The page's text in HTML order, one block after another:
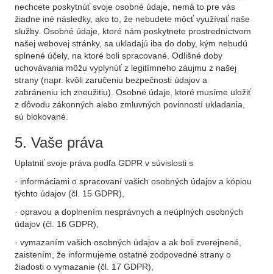
nechcete poskytnúť svoje osobné údaje, nemá to pre vás
žiadne iné následky, ako to, že nebudete môcť využívať naše
služby. Osobné údaje, ktoré nám poskytnete prostredníctvom
našej webovej stránky, sa ukladajú iba do doby, kým nebudú
splnené účely, na ktoré boli spracované. Odlišné doby
uchovávania môžu vyplynúť z legitímneho záujmu z našej
strany (napr. kvôli zaručeniu bezpečnosti údajov a
zabráneniu ich zneužitiu). Osobné údaje, ktoré musíme uložiť
z dôvodu zákonných alebo zmluvných povinností ukladania,
sú blokované.
5. Vaše práva
Uplatniť svoje práva podľa GDPR v súvislosti s
· informáciami o spracovaní vašich osobných údajov a kópiou
týchto údajov (čl. 15 GDPR),
· opravou a doplnením nesprávnych a neúplných osobných
údajov (čl. 16 GDPR),
· vymazaním vašich osobných údajov a ak boli zverejnené,
zaistením, že informujeme ostatné zodpovedné strany o
žiadosti o vymazanie (čl. 17 GDPR),